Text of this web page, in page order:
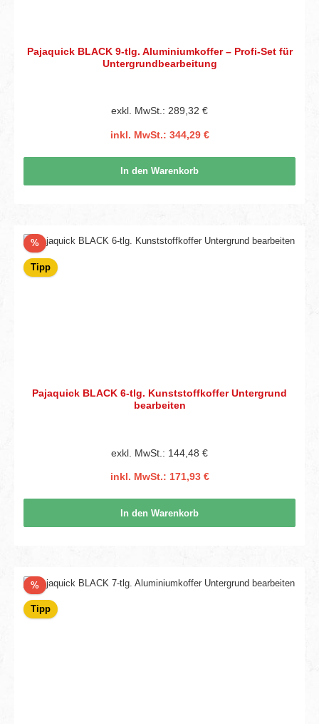
Pajaquick BLACK 9-tlg. Aluminiumkoffer – Profi-Set für
Untergrundbearbeitung
exkl. MwSt.: 289,32 €
inkl. MwSt.: 344,29 €
In den Warenkorb
%Rabatt
Tipp
Pajaquick BLACK 6-tlg. Kunststoffkoffer Untergrund
bearbeiten
exkl. MwSt.: 144,48 €
inkl. MwSt.: 171,93 €
In den Warenkorb
%Rabatt
Tipp